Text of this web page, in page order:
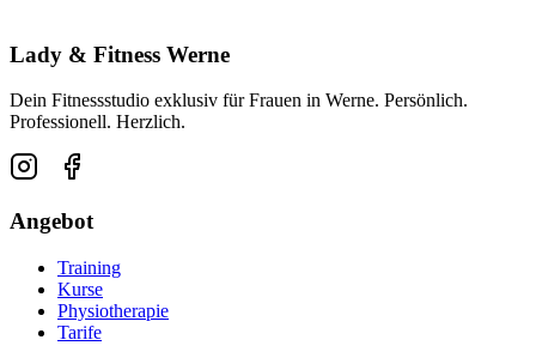
Lady & Fitness Werne
Dein Fitnessstudio exklusiv für Frauen in Werne. Persönlich.
Professionell. Herzlich.
Angebot
Training
Kurse
Physiotherapie
Tarife